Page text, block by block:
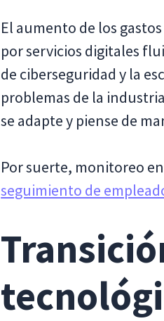
El aumento de los
por servicios digitales
de ciberseguridad y la
problemas de la
se adapte y piense de
Por suerte, monitoreo
seguimiento de